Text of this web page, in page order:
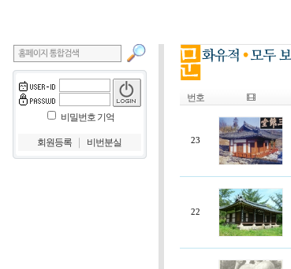
비밀번호 기억
회원등록 비번분실
번호
23
22